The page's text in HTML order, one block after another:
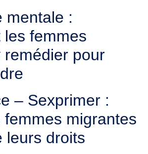
mentale :
les femmes
remédier pour
– Sexprimer :
femmes migrantes
leurs droits